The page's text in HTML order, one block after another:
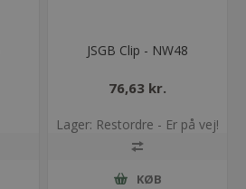
JSGB Clip - NW48
76,63 kr.
Lager: Restordre - Er på vej!
KØB